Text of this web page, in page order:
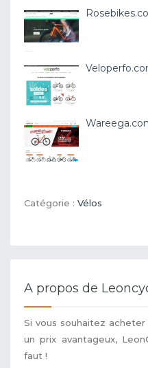
Catégorie : Vélos
A propos de
Si vous souhaitez
un prix avantageux,
faut !